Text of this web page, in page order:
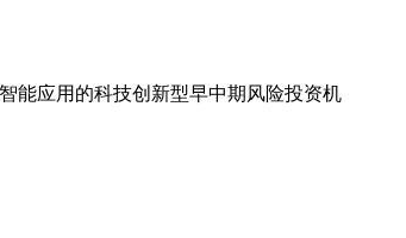
能应用的科技创新型早中期风险投资机